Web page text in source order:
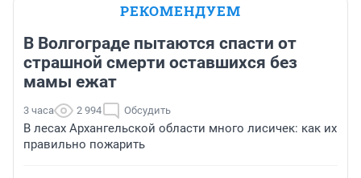
РЕКОМЕНДУЕМ
В Волгограде пытаются спасти от
страшной смерти оставшихся без
мамы ежат
3 часа 2 994 Обсудить
В лесах Архангельской области много лисичек: как их
правильно пожарить